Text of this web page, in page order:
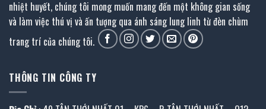
nhiệt huyết, chúng tôi mong muốn mang đến một không gian sống
và làm việc thú vị và ấn tượng qua ánh sáng lung linh từ đèn chùm
trang trí của chúng tôi.
THÔNG TIN CÔNG TY